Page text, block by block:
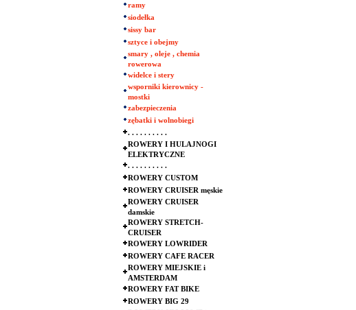
ramy
siodełka
sissy bar
sztyce i obejmy
smary , oleje , chemia
rowerowa
widelce i stery
wsporniki kierownicy -
mostki
zabezpieczenia
zębatki i wolnobiegi
. . . . . . . . . .
ROWERY I HULAJNOGI
ELEKTRYCZNE
. . . . . . . . . .
ROWERY CUSTOM
ROWERY CRUISER męskie
ROWERY CRUISER
damskie
ROWERY STRETCH-
CRUISER
ROWERY LOWRIDER
ROWERY CAFE RACER
ROWERY MIEJSKIE i
AMSTERDAM
ROWERY FAT BIKE
ROWERY BIG 29